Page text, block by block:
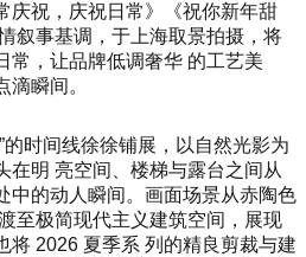
庆祝，庆祝日常》《祝你新年甜
叙事基调，于上海取景拍摄，将
常，让品牌低调奢华 的工艺美
瞬间。
的时间线徐徐铺展，以自然光影为
在明 亮空间、楼梯与露台之间从
中的动人瞬间。画面场景从赤陶色
至极简现代主义建筑空间，展现
将 2026 夏季系 列的精良剪裁与建